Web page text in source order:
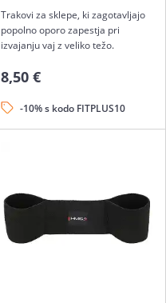
Trakovi za sklepe, ki zagotavljajo
popolno oporo zapestja pri
izvajanju vaj z veliko težo.
8,50 €
-10% s kodo FITPLUS10